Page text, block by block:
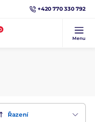
+420 770 330 792
Menu
Řazení